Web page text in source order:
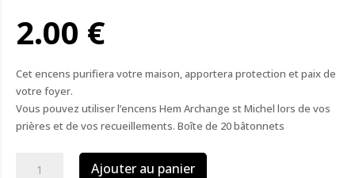
2.00 €
Cet encens purifiera votre maison, apportera protection et paix de
votre foyer.
Vous pouvez utiliser l’encens Hem Archange st Michel lors de vos
prières et de vos recueillements. Boîte de 20 bâtonnets
Ajouter au panier